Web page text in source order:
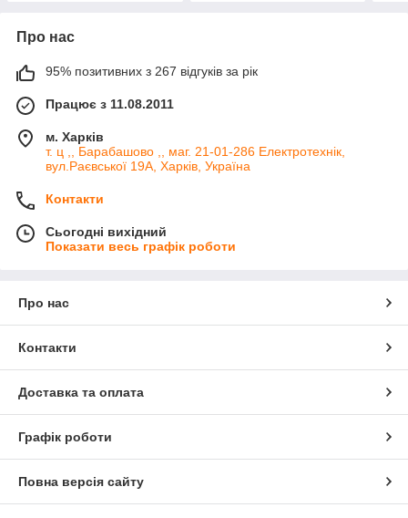
Про нас
95% позитивних з 267 відгуків за рік
Працює з 11.08.2011
м. Харків
т. ц ,, Барабашово ,, маг. 21-01-286 Електротехнік,
вул.Раєвської 19А, Харків, Україна
Контакти
Сьогодні вихідний
Показати весь графік роботи
Про нас
Контакти
Доставка та оплата
Графік роботи
Повна версія сайту